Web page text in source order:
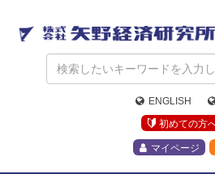
矢
野
経
済
研
究
所
ENGLISH
初めての方
マイページ